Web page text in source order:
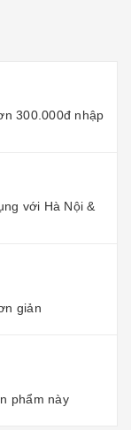
300.000đ nhập
với Hà Nội &
giản
phẩm này